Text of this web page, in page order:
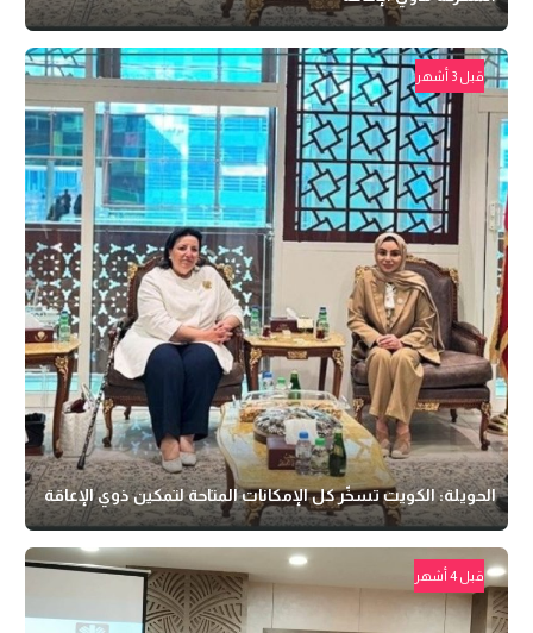
قبل 3 أشهر
الحويلة: الكويت تسخّر كل الإمكانات المتاحة لتمكين ذوي الإعاقة
قبل 4 أشهر